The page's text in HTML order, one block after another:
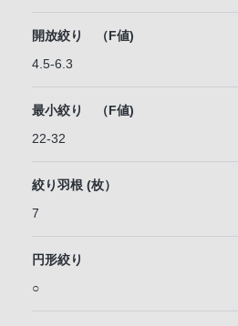
開放絞り （F値)
4.5-6.3
最小絞り （F値)
22-32
絞り羽根 (枚）
7
円形絞り
○